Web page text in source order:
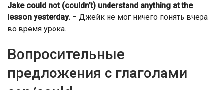
Jake could not (couldn’t) understand anything at the
lesson yesterday. – Джейк не мог ничего понять вчера
во время урока.
Вопросительные
предложения с глаголами